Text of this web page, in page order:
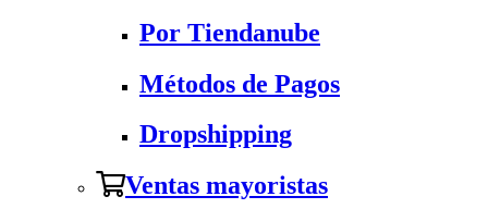
Por Tiendanube
Métodos de Pagos
Dropshipping
Ventas mayoristas